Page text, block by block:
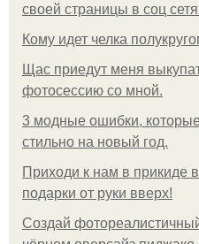
своей страницы в соц
Кому идет челка
Щас приедут меня
фотосессию со мной.
3 модные ошибки,
стильно на новый год.
Приходи к нам в прикиде
подарки от руки вверх!
Создай